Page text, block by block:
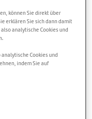
bei einer
die ihre
und
können Sie direkt über
erklären Sie sich dann damit
analytische Cookies und
Cookies und
indem Sie auf